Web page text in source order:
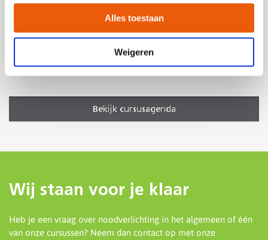
Alles toestaan
Weigeren
Bekijk cursusagenda
Wij staan voor je klaar
Heb je een vraag over noodverlichting in het algemeen of één
van onze cursussen? Neem dan contact op met onze